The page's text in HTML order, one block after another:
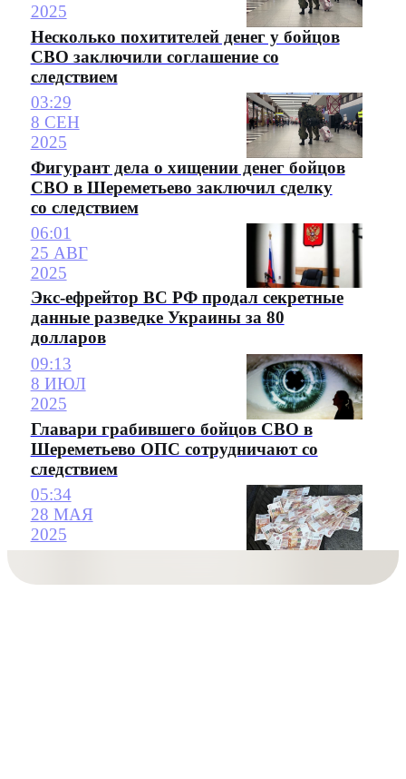
2025
Несколько похитителей денег у бойцов
СВО заключили соглашение со
следствием
03:29
8 СЕН
2025
Фигурант дела о хищении денег бойцов
СВО в Шереметьево заключил сделку
со следствием
06:01
25 АВГ
2025
Экс-ефрейтор ВС РФ продал секретные
данные разведке Украины за 80
долларов
09:13
8 ИЮЛ
2025
Главари грабившего бойцов СВО в
Шереметьево ОПС сотрудничают со
следствием
05:34
28 МАЯ
2025